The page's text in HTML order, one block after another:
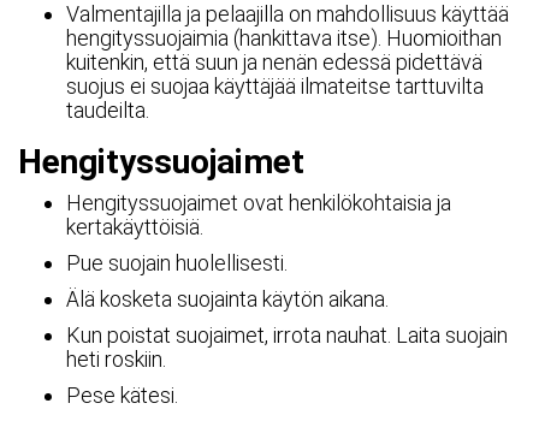
Valmentajilla ja pelaajilla on mahdollisuus käyttää
hengityssuojaimia (hankittava itse). Huomioithan
kuitenkin, että suun ja nenän edessä pidettävä
suojus ei suojaa käyttäjää ilmateitse tarttuvilta
taudeilta.
Hengityssuojaimet
Hengityssuojaimet ovat henkilökohtaisia ja
kertakäyttöisiä.
Pue suojain huolellisesti.
Älä kosketa suojainta käytön aikana.
Kun poistat suojaimet, irrota nauhat. Laita suojain
heti roskiin.
Pese kätesi.